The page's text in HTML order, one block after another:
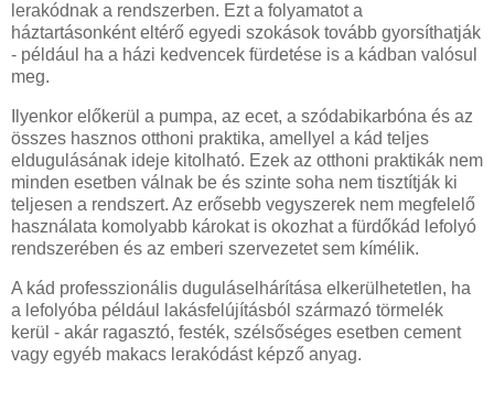
lerakódnak a rendszerben. Ezt a folyamatot a
háztartásonként eltérő egyedi szokások tovább gyorsíthatják
- például ha a házi kedvencek fürdetése is a kádban valósul
meg.
Ilyenkor előkerül a pumpa, az ecet, a szódabikarbóna és az
összes hasznos otthoni praktika, amellyel a kád teljes
eldugulásának ideje kitolható. Ezek az otthoni praktikák nem
minden esetben válnak be és szinte soha nem tisztítják ki
teljesen a rendszert. Az erősebb vegyszerek nem megfelelő
használata komolyabb károkat is okozhat a fürdőkád lefolyó
rendszerében és az emberi szervezetet sem kímélik.
A kád professzionális duguláselhárítása elkerülhetetlen, ha
a lefolyóba például lakásfelújításból származó törmelék
kerül - akár ragasztó, festék, szélsőséges esetben cement
vagy egyéb makacs lerakódást képző anyag.